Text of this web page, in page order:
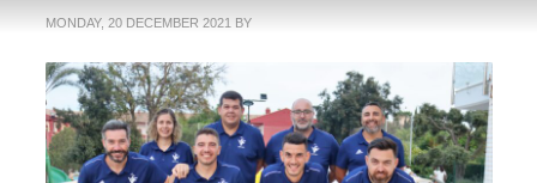
MONDAY, 20 DECEMBER 2021 BY